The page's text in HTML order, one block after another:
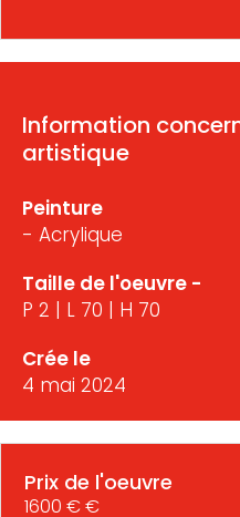
Information
artistique
Peinture
- Acrylique
Taille de l'oeuvre -
P 2 | L 70 | H 70
Crée le
4 mai 2024
Prix de l'oeuvre
1600 € €